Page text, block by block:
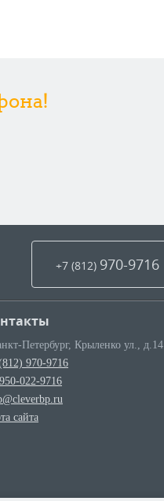
+7 (812) 970-9716
Петербург, Крыленко ул., д.14
970-9716
022-9716
сайта